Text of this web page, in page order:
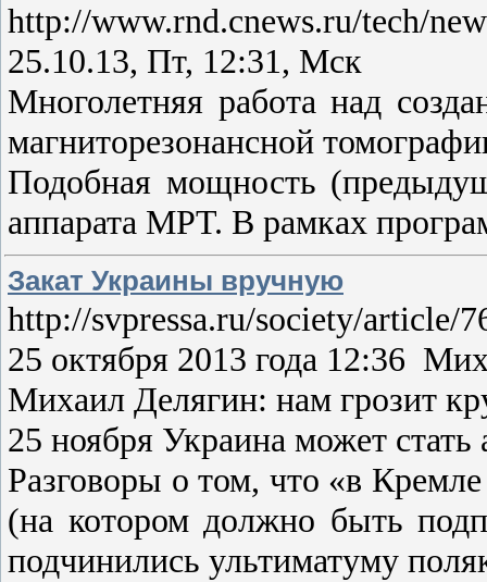
http://www.rnd.cnews.ru/tech/
25.10.13, Пт, 12:31, Мск
Многолетняя работа над
магниторезонансной
Подобная мощность
аппарата МРТ. В рамках
Закат Украины вручную
http://svpressa.ru/society/article/
25 октября 2013 года 12:36
Михаил Делягин: нам грозит
25 ноября Украина может
Разговоры о том, что «в
(на котором должно быть
подчинились ультиматуму